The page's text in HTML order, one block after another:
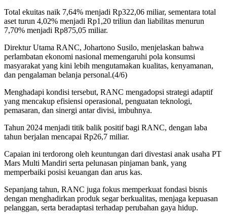
Total ekuitas naik 7,64% menjadi Rp322,06 miliar, sementara total
aset turun 4,02% menjadi Rp1,20 triliun dan liabilitas menurun
7,70% menjadi Rp875,05 miliar.
Direktur Utama RANC, Johartono Susilo, menjelaskan bahwa
perlambatan ekonomi nasional memengaruhi pola konsumsi
masyarakat yang kini lebih mengutamakan kualitas, kenyamanan,
dan pengalaman belanja personal.(4/6)
Menghadapi kondisi tersebut, RANC mengadopsi strategi adaptif
yang mencakup efisiensi operasional, penguatan teknologi,
pemasaran, dan sinergi antar divisi, imbuhnya.
Tahun 2024 menjadi titik balik positif bagi RANC, dengan laba
tahun berjalan mencapai Rp26,7 miliar.
Capaian ini terdorong oleh keuntungan dari divestasi anak usaha PT
Mars Multi Mandiri serta pelunasan pinjaman bank, yang
memperbaiki posisi keuangan dan arus kas.
Sepanjang tahun, RANC juga fokus memperkuat fondasi bisnis
dengan menghadirkan produk segar berkualitas, menjaga kepuasan
pelanggan, serta beradaptasi terhadap perubahan gaya hidup.